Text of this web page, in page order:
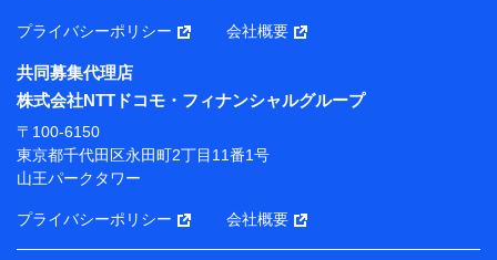
携会社の保険その他に関する情報を提供するため、また
維持管理等の委託業務遂行のため、またそれらに付帯、
関連する当社または株式会社NTTドコモ・フィナンシャ
ルグループおよび提携会社のサービスを案内、提供する
ため
（各サービスで取得したサービス利用履歴、ウェブサイ
トの閲覧履歴、購買履歴、ご契約内容等のパーソナルデ
ータを分析して、お客さまの趣味・嗜好・傾向に応じた
サービス・商品等に関するご提案や広告の配信等を行う
ことがあります。）
各種セミナーの開催のため
プライバシーポリシー 会社概要
共同募集代理店
株式会社NTTドコモ・フィナンシャルグループ
〒100-6150
東京都千代田区永田町2丁目11番1号
山王パークタワー
プライバシーポリシー 会社概要